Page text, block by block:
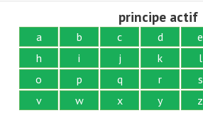
principe actif
a b c d e
h
i j k l
o
p q r s
v
w x y z